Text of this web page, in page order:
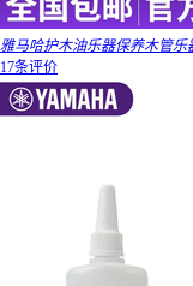
雅马哈护木油乐器保养木管
17条评价